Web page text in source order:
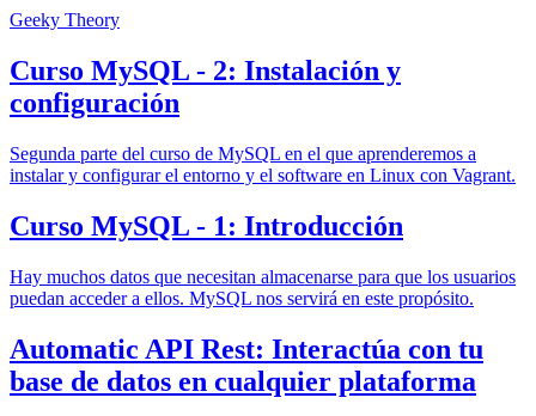
Geeky Theory
Curso MySQL - 2: Instalación y
configuración
Segunda parte del curso de MySQL en el que aprenderemos a
instalar y configurar el entorno y el software en Linux con Vagrant.
Curso MySQL - 1: Introducción
Hay muchos datos que necesitan almacenarse para que los usuarios
puedan acceder a ellos. MySQL nos servirá en este propósito.
Automatic API Rest: Interactúa con tu
base de datos en cualquier plataforma